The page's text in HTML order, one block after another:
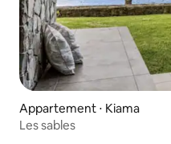
Appartement ⋅ Kiama
Les sables